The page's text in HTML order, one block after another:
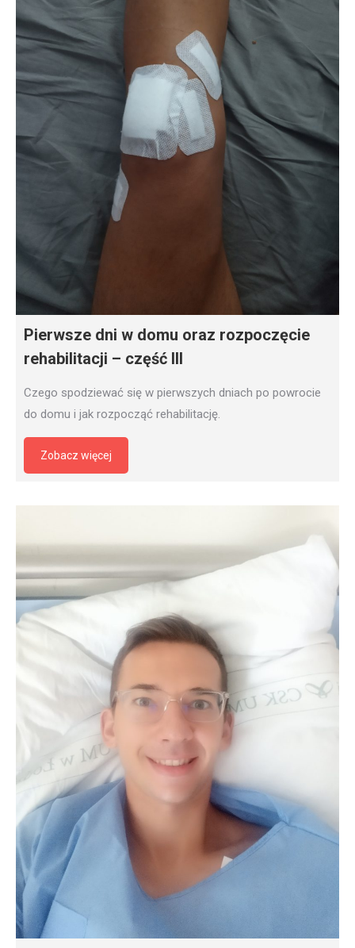
Pierwsze dni w domu oraz rozpoczęcie
rehabilitacji – część III
Czego spodziewać się w pierwszych dniach po powrocie
do domu i jak rozpocząć rehabilitację.
Zobacz więcej